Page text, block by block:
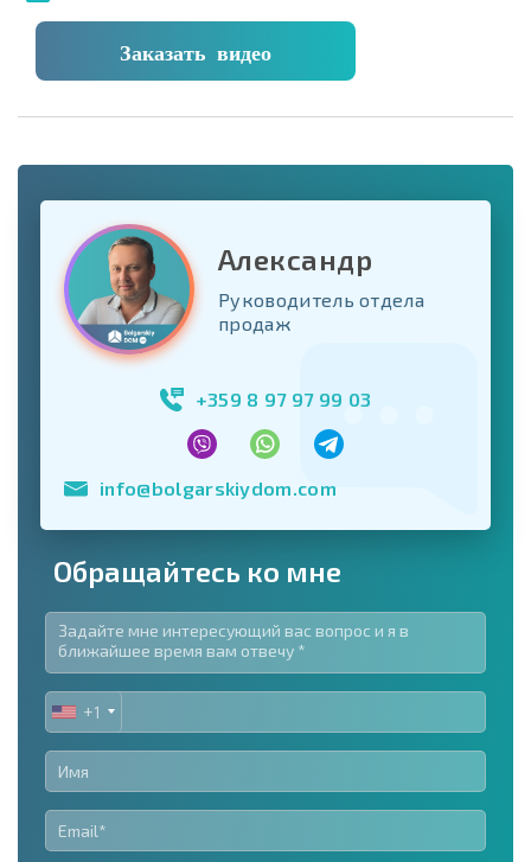
Заказать видео
Александр
Руководитель отдела
продаж
+359 8 97 97 99 03
info@bolgarskiydom.com
Обращайтесь ко мне
UNITED
STATES
+1
+1